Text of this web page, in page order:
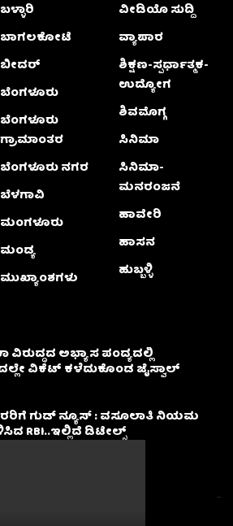
ಬಳ್ಳಾರಿ
ಬಾಗಲಕೋಟೆ
ಬೀದರ್
ಬೆಂಗಳೂರು
ಬೆಂಗಳೂರು
ಗ್ರಾಮಾಂತರ
ಬೆಂಗಳೂರು ನಗರ
ಬೆಳಗಾವಿ
ಮಂಗಳೂರು
ಮಂಡ್ಯ
ಮುಖ್ಯಾಂಶಗಳು
ವೀಡಿಯೊ ಸುದ್ದಿ
ವ್ಯಾಪಾರ
ಶಿಕ್ಷಣ-ಸ್ಪರ್ಧಾತ್ಮಕ-
ಉದ್ಯೋಗ
ಶಿವಮೊಗ್ಗ
ಸಿನಿಮಾ
ಸಿನಿಮಾ-
ಮನರಂಜನೆ
ಹಾವೇರಿ
ಹಾಸನ
ಹುಬ್ಬಳ್ಳಿ
ವಿರುದ್ಧದ ಅಭ್ಯಾಸ ಪಂದ್ಯದಲ್ಲಿ
ವಿಕೆಟ್ ಕಳೆದುಕೊಂಡ ಜೈಸ್ವಾಲ್
ಗುಡ್ ನ್ಯೂಸ್ : ವಸೂಲಾತಿ ನಿಯಮ
RBI..ಇಲ್ಲಿದೆ ಡಿಟೇಲ್ಸ್